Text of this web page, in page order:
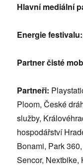
Hlavní mediální
Energie
Partner čisté
Partneři:
Ploom, České
služby,
hospodářství
Bonami, Park
Sencor, Nextbike,